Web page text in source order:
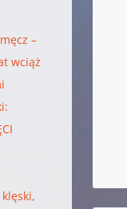
–
wciąż